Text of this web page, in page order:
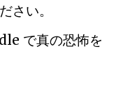
さい。
で真の恐怖を